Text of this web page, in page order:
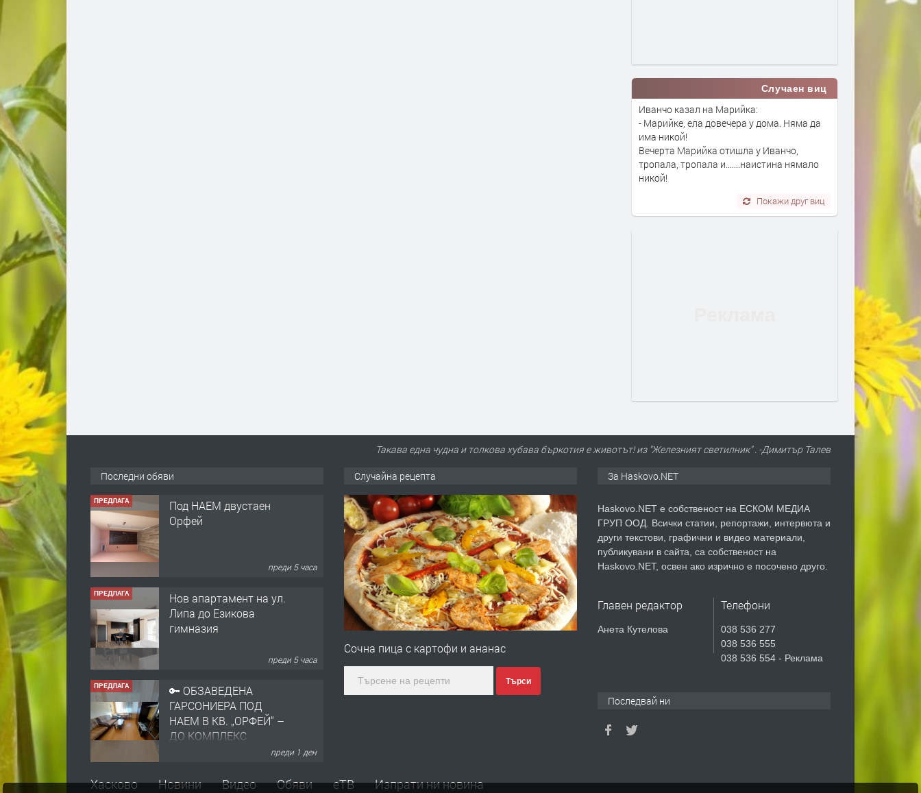
Случаен виц
Иванчо казал на Марийка:
- Марийке, ела довечера у дома. Няма да
има никой!
Вечерта Марийка отишла у Иванчо,
тропала, тропала и.......наистина нямало
никой!
Покажи друг виц
Такава една чудна и толкова хубава бъркотия е животът! из "Железният светилник" . -Димитър Талев
Последни обяви
ПРЕДЛАГА
Под НАЕМ двустаен
Орфей
преди 5 часа
ПРЕДЛАГА
Нов апартамент на ул.
Липа до Езикова
гимназия
преди 5 часа
ПРЕДЛАГА
🔑 ОБЗАВЕДЕНА
ГАРСОНИЕРА ПОД
НАЕМ В КВ. „ОРФЕЙ“ –
ДО КОМПЛЕКС
преди 1 ден
ПРЕДЛАГА
НАПЪЛНО ОБЗАВЕДЕН
Случайна рецепта
Сочна пица с картофи и ананас
Търси
За Haskovo.NET
Haskovo.NET е собственост на ЕСКОМ МЕДИА
ГРУП ООД. Всички статии, репортажи, интервюта и
други текстови, графични и видео материали,
публикувани в сайта, са собственост на
Haskovo.NET, освен ако изрично е посочено друго.
Главен редактор
Анета Кутелова
Телефони
038 536 277
038 536 555
038 536 554 - Реклама
Последвай ни
Хасково Новини Видео Обяви еТВ Изпрати ни новина